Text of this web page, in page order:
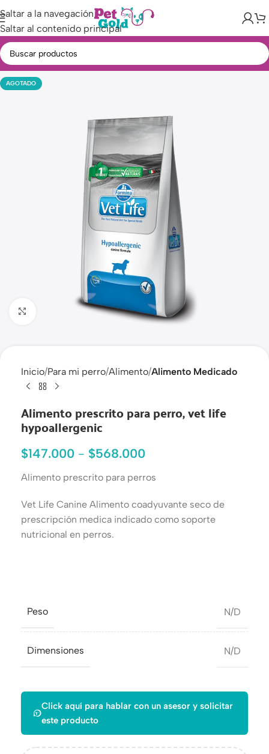
Saltar a la navegación
Saltar al contenido principal
AGOTADO
Haga clic para ampliar
Inicio Para mi perro Alimento Alimento Medicado
Alimento prescrito para perro, vet life
hypoallergenic
$147.000 - $568.000
Alimento prescrito para perros
Vet Life Canine Alimento coadyuvante seco de
prescripción medica indicado como soporte
nutricional en perros.
Peso N/D
Dimensiones N/D
Click aquí para hablar con un asesor y solicitar
este producto